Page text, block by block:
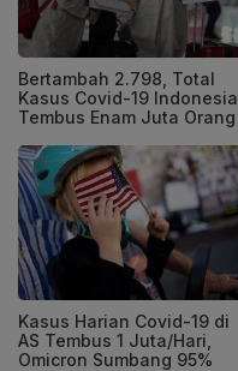
Bertambah 2.798, Total
Kasus Covid-19 Indonesia
Tembus Enam Juta Orang
Kasus Harian Covid-19 di
AS Tembus 1 Juta/Hari,
Omicron Sumbang 95%